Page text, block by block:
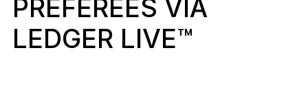
Accessoires
Solutions de récupération
PRÉFÉRÉES VIA
LEDGER LIVE™